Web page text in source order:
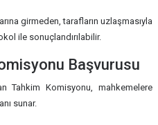
girmeden, tarafların uzlaşmasıyla
ile sonuçlandırılabilir.
Başvurusu
Tahkim Komisyonu, mahkemelere
sunar.